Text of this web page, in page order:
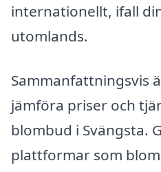
internationellt, ifall
utomlands.
Sammanfattningsvis
jämföra priser och
blombud i Svängsta.
plattformar som